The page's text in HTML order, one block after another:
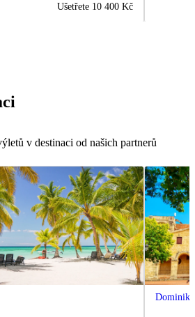
Ušetřete 10 400 Kč
v destinaci od našich partnerů